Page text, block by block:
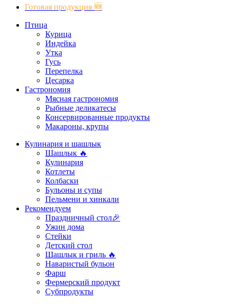
Готовая продукция 🆕
Птица
Курица
Индейка
Утка
Гусь
Перепелка
Цесарка
Гастрономия
Мясная гастрономия
Рыбные деликатесы
Консервированные продукты
Макароны, крупы
Кулинария и шашлык
Шашлык 🔥
Кулинария
Котлеты
Колбаски
Бульоны и супы
Пельмени и хинкали
Рекомендуем
Праздничный стол🎉
Ужин дома
Стейки
Детский стол
Шашлык и гриль 🔥
Наваристый бульон
Фарш
Фермерский продукт
Субпродукты